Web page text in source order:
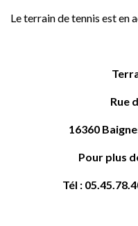
Le terrain de tennis est en
Rue
16360
Pour plus
Tél :